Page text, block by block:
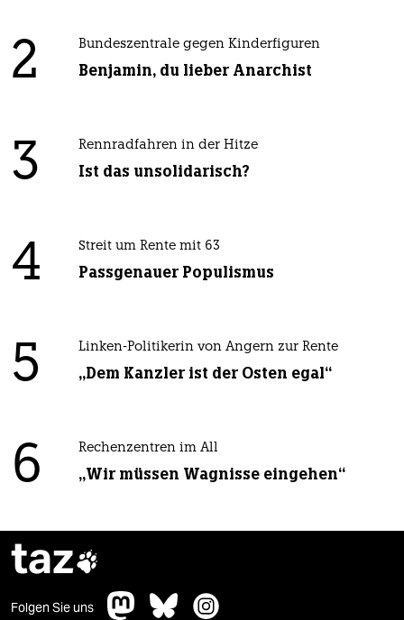
2 Bundeszentrale gegen Kinderfiguren
Benjamin, du lieber Anarchist
3 Rennradfahren in der Hitze
Ist das unsolidarisch?
4 Streit um Rente mit 63
Passgenauer Populismus
5 Linken-Politikerin von Angern zur Rente
„Dem Kanzler ist der Osten egal“
6 Rechenzentren im All
„Wir müssen Wagnisse eingehen“
taz
Folgen Sie uns